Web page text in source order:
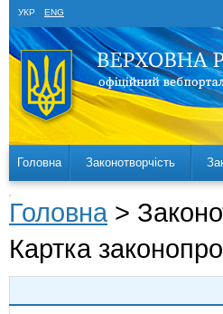
УКР ENG
Головна Законотворчість
Головна >
Картка